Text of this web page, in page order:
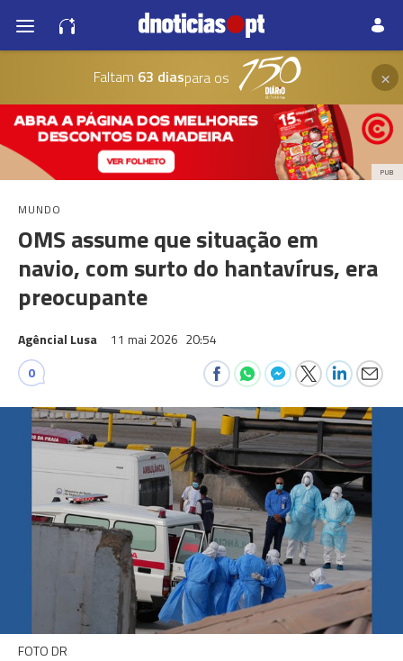
Faltam 63 diaspara os ×
PUB
MUNDO
OMS assume que situação em
navio, com surto do hantavírus, era
preocupante
Agêncial Lusa 11 mai 2026 20:54
0
FOTO DR